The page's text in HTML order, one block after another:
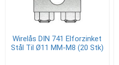
Wirelås DIN 741 Elforzinket
Stål Til Ø11 MM-M8 (20 Stk)